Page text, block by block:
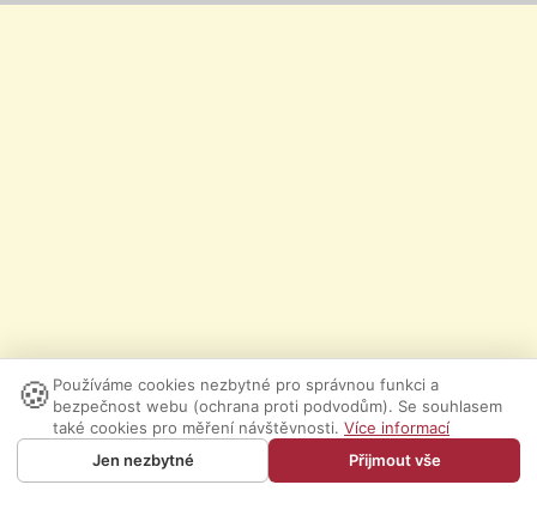
🍪 Používáme cookies nezbytné pro správnou funkci a
bezpečnost webu (ochrana proti podvodům). Se souhlasem
také cookies pro měření návštěvnosti. Více informací
Jen nezbytné
Přijmout vše